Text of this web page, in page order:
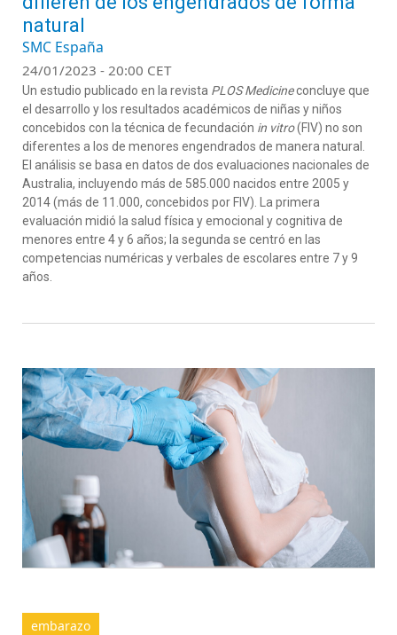
natural
SMC España
24/01/2023 - 20:00 CET
Un estudio publicado en la revista PLOS Medicineconcluye que
el desarrollo y los resultados académicos de niñas y niños
concebidos con la técnica de fecundación in vitro(FIV) no son
diferentes a los de menores engendrados de manera natural.
El análisis se basa en datos de dos evaluaciones nacionales de
Australia, incluyendo más de 585.000 nacidos entre 2005 y
2014 (más de 11.000, concebidos por FIV). La primera
evaluación midió la salud física y emocional y cognitiva de
menores entre 4 y 6 años; la segunda se centró en las
competencias numéricas y verbales de escolares entre 7 y 9
años.
embarazo